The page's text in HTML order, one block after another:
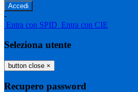
-
Entra con SPID Entra con CIE
Seleziona utente
button close ×
Recupero password